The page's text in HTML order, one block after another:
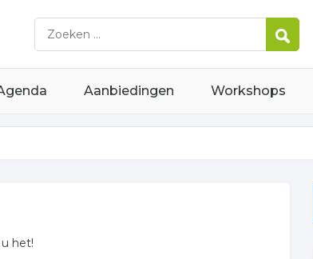
Aanbiedingen Workshops
het!